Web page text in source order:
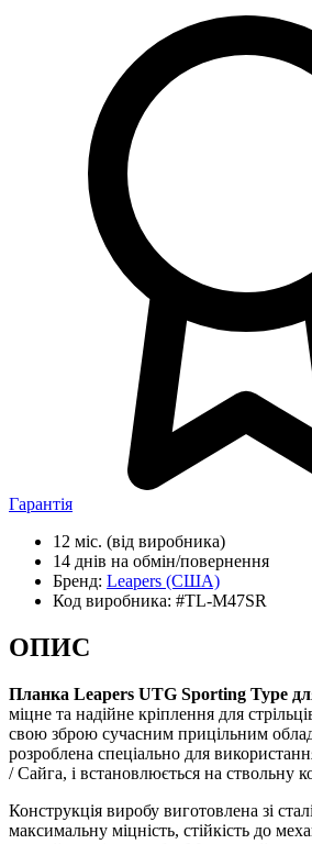
Гарантія
12 міс. (від виробника)
14 днів на обмін/повернення
Бренд: Leapers (США)
Код виробника: #TL-M47SR
ОПИС
Планка Leapers UTG Sporting Type
міцне та надійне кріплення для
свою зброю сучасним прицільним
розроблена спеціально для
/ Сайга, і встановлюється на ствольну
Конструкція виробу виготовлена зі
максимальну міцність, стійкість до